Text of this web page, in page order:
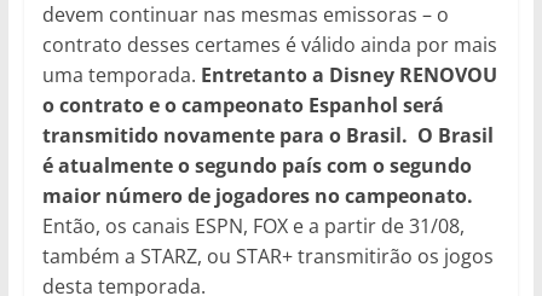
devem continuar nas mesmas emissoras – o
contrato desses certames é válido ainda por mais
uma temporada. Entretanto a Disney RENOVOU
o contrato e o campeonato Espanhol será
transmitido novamente para o Brasil. O Brasil
é atualmente o segundo país com o segundo
maior número de jogadores no campeonato.
Então, os canais ESPN, FOX e a partir de 31/08,
também a STARZ, ou STAR+ transmitirão os jogos
desta temporada.